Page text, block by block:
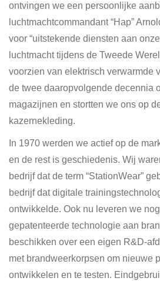
ontvingen we een persoonlijke
luchtmachtcommandant “Hap”
voor “uitstekende diensten aan
luchtmacht tijdens de Tweede
voorzien van elektrisch verwarmde
de twee daaropvolgende decennia
magazijnen en stortten we ons op
kazernekleding.
In 1970 werden we actief op de
en de rest is geschiedenis. Wij
bedrijf dat de term “StationWear”
bedrijf dat digitale
ontwikkelde. Ook nu leveren we
gepatenteerde technologie aan
beschikken over een eigen R&D-
met brandweerkorpsen om nieuwe
ontwikkelen en te testen.